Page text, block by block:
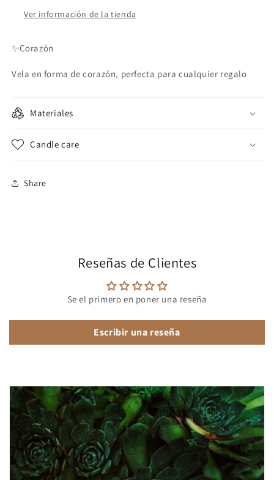
Ver información de la tienda
✨Corazón
Vela en forma de corazón, perfecta para cualquier regalo
Materiales
Candle care
Share
Reseñas de Clientes
Se el primero en poner una reseña
Escribir una reseña